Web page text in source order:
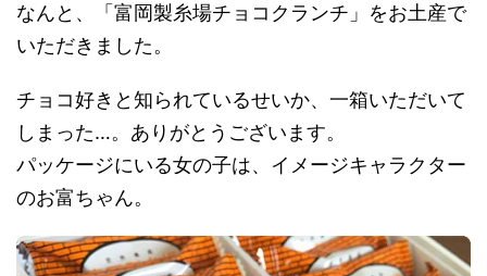
なんと、「富岡製糸場チョコクランチ」をお土産で
いただきました。
チョコ好きと知られているせいか、一箱いただいて
しまった…。ありがとうございます。
パッケージにいる女の子は、イメージキャラクター
のお富ちゃん。